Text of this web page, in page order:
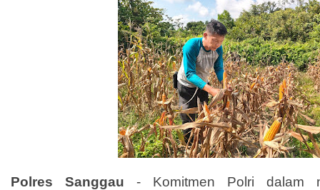
Polres Sanggau - Komitmen Polri dalam